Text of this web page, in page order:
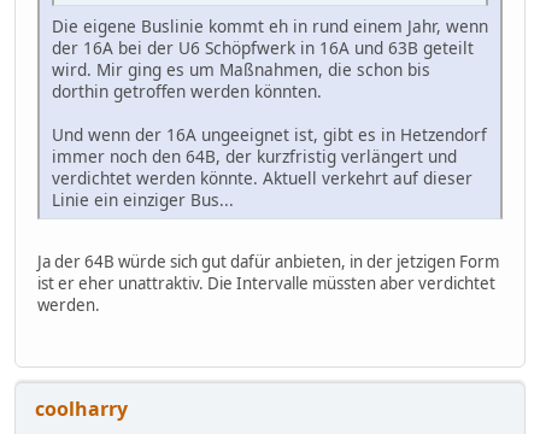
Die eigene Buslinie kommt eh in rund einem Jahr, wenn
der 16A bei der U6 Schöpfwerk in 16A und 63B geteilt
wird. Mir ging es um Maßnahmen, die schon bis
dorthin getroffen werden könnten.
Und wenn der 16A ungeeignet ist, gibt es in Hetzendorf
immer noch den 64B, der kurzfristig verlängert und
verdichtet werden könnte. Aktuell verkehrt auf dieser
Linie ein einziger Bus...
Ja der 64B würde sich gut dafür anbieten, in der jetzigen Form
ist er eher unattraktiv. Die Intervalle müssten aber verdichtet
werden.
coolharry